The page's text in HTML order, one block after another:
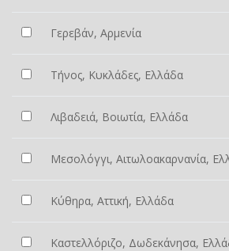
Γερεβάν, Αρμενία
Τήνος, Κυκλάδες, Ελλάδα
Λιβαδειά, Βοιωτία, Ελλάδα
Μεσολόγγι, Αιτωλοακαρνανία,
Κύθηρα, Αττική, Ελλάδα
Καστελλόριζο, Δωδεκάνησα,